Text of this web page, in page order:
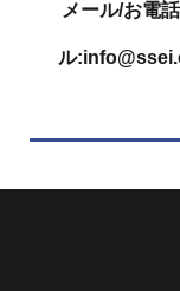
メール/お電
ル